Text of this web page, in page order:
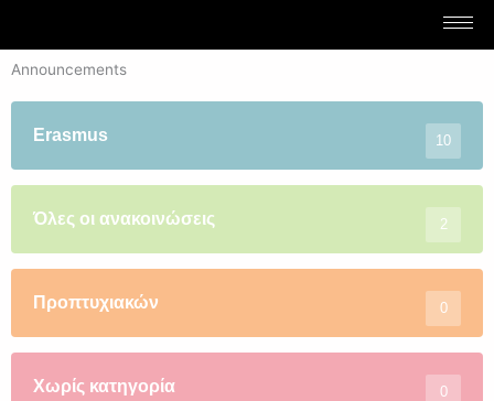
Announcements
Erasmus 10
Όλες οι ανακοινώσεις 2
Προπτυχιακών 0
Χωρίς κατηγορία 0